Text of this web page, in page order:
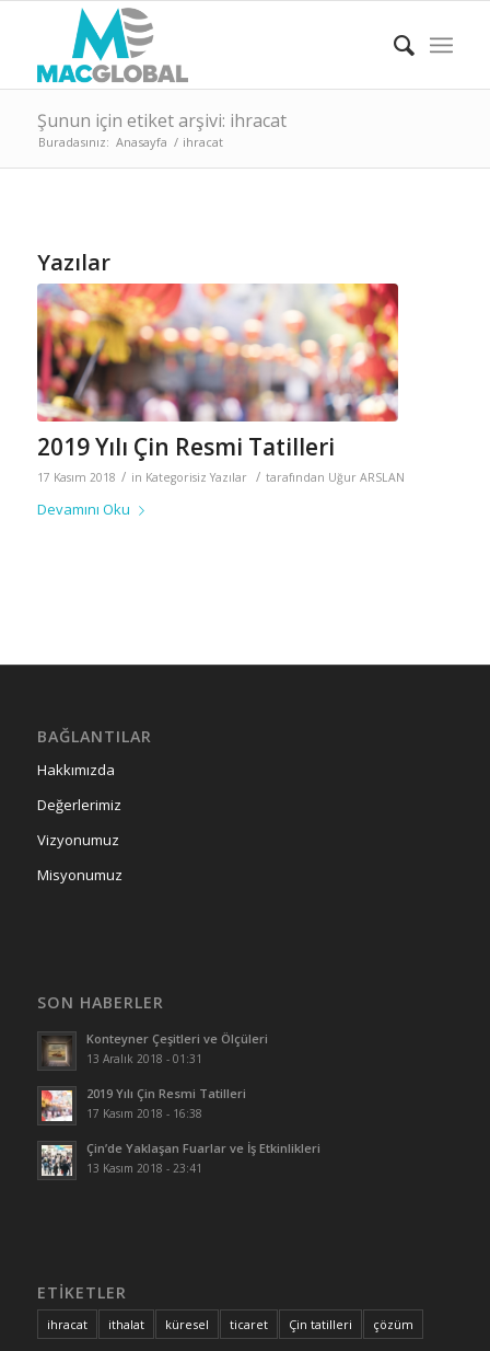
Şunun için etiket arşivi: ihracat
Buradasınız: Anasayfa / ihracat
Yazılar
2019 Yılı Çin Resmi Tatilleri
17 Kasım 2018 / in Kategorisiz Yazılar / tarafından Uğur ARSLAN
Devamını Oku
BAĞLANTILAR
Hakkımızda
Değerlerimiz
Vizyonumuz
Misyonumuz
SON HABERLER
Konteyner Çeşitleri ve Ölçüleri
13 Aralık 2018 - 01:31
2019 Yılı Çin Resmi Tatilleri
17 Kasım 2018 - 16:38
Çin’de Yaklaşan Fuarlar ve İş Etkinlikleri
13 Kasım 2018 - 23:41
ETİKETLER
ihracat ithalat küresel ticaret Çin tatilleri çözüm